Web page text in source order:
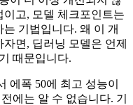
고, 모델 체크포인트는
기법입니다. 왜 이 개
면, 딥러닝 모델은 언제
때문입니다.
에폭 50에 최고 성능이
에는 알 수 없습니다. 기